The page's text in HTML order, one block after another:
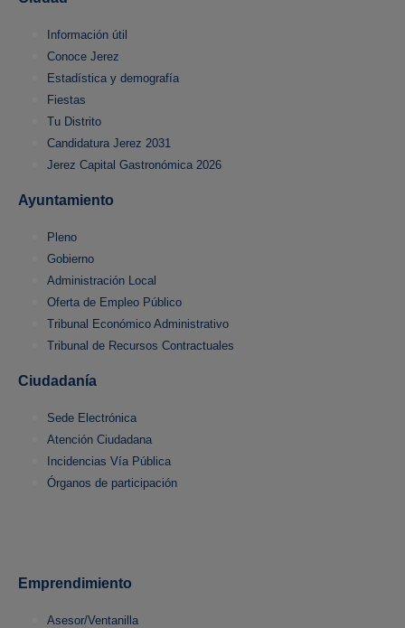
Información útil
Conoce Jerez
Estadística y demografía
Fiestas
Tu Distrito
Candidatura Jerez 2031
Jerez Capital Gastronómica 2026
Ayuntamiento
Pleno
Gobierno
Administración Local
Oferta de Empleo Público
Tribunal Económico Administrativo
Tribunal de Recursos Contractuales
Ciudadanía
Sede Electrónica
Atención Ciudadana
Incidencias Vía Pública
Órganos de participación
Emprendimiento
Asesor/Ventanilla